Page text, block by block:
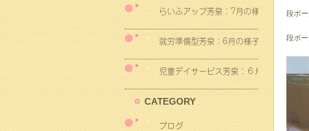
段ボ
段ボ
らいふアップ芳泉：7月の様子
就労準備型芳泉：6月の様子
児童デイサービス芳泉：６月の様子♪
CATEGORY
ブログ